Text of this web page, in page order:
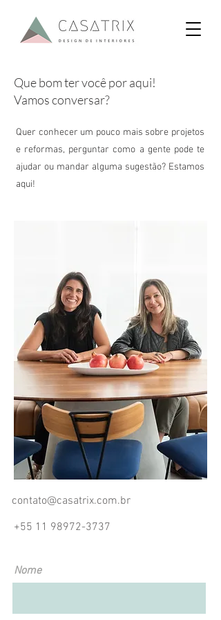
Que bom ter você por aqui!
Vamos conversar?
Quer conhecer um pouco mais sobre projetos
e reformas, perguntar como a gente pode te
ajudar ou mandar alguma sugestão? Estamos
aqui!
contato@casatrix.com.br
+55 11 98972-3737
Nome